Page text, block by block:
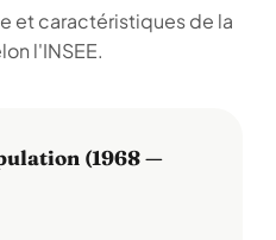
et caractéristiques de la
l'INSEE.
(1968 —